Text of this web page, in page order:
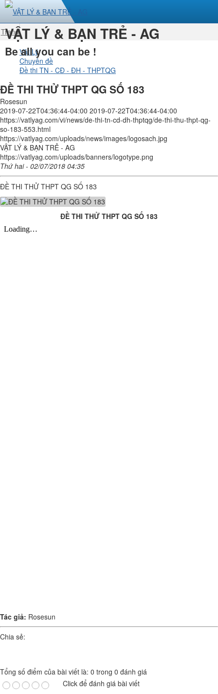
VẬT LÝ & BẠN TRẺ - AG
Be all you can be !
Trang
nhất Vật Lý
Chuyên đề
Đề thi TN - CĐ - ĐH - THPTQG
ĐỀ THI THỬ THPT QG SỐ 183
Rosesun
2019-07-22T04:36:44-04:00 2019-07-22T04:36:44-04:00
https://vatlyag.com/vi/news/de-thi-tn-cd-dh-thptqg/de-thi-thu-thpt-qg-
so-183-553.html
https://vatlyag.com/uploads/news/images/logosach.jpg
VẬT LÝ & BẠN TRẺ - AG
https://vatlyag.com/uploads/banners/logotype.png
Thứ hai - 02/07/2018 04:35
ĐỀ THI THỬ THPT QG SỐ 183
ĐỀ THI THỬ THPT QG SỐ 183
Tác giả: Rosesun
Chia sẻ:
Tổng số điểm của bài viết là: 0 trong 0 đánh giá
Click để đánh giá bài viết